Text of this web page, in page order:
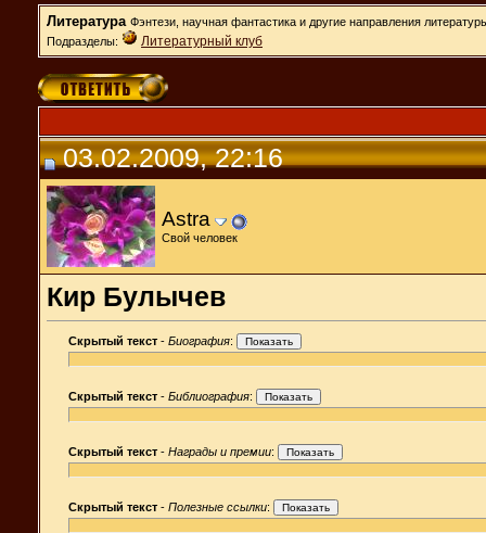
Литература Фэнтези, научная фантастика и другие направления
Подразделы:
Литературный клуб
03.02.2009, 22:16
Astra
Свой человек
Кир Булычев
Скрытый текст - Биография:
Скрытый текст - Библиография:
Скрытый текст - Награды и премии:
Скрытый текст - Полезные ссылки: